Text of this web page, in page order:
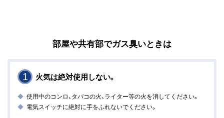
部屋や共有部でガス臭いときは
1 火気は絶対使用しない。
使用中のコンロ、タバコの火、ライター等の火を消してください。
電気スイッチに絶対に手をふれないでください。